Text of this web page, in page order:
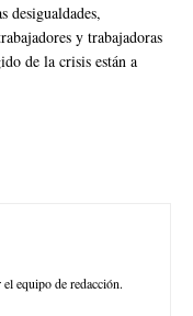
desigualdades,
y trabajadoras
de la crisis están a
equipo de redacción.